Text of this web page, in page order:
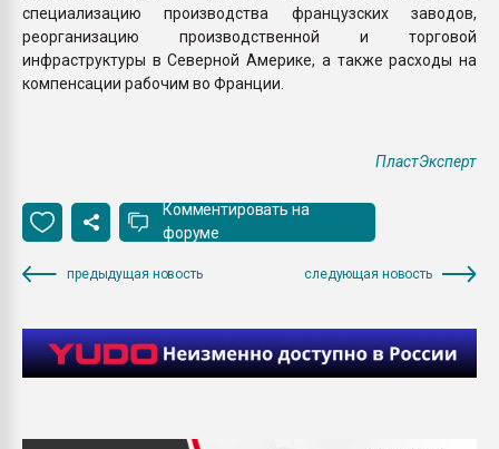
специализацию производства французских заводов,
реорганизацию производственной и торговой
инфраструктуры в Северной Америке, а также расходы на
компенсации рабочим во Франции.
ПластЭксперт
Комментировать на
форуме
предыдущая новость следующая новость